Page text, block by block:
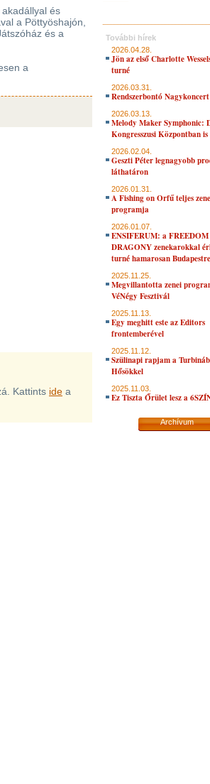
és
a Pöttyöshajón,
és a
a
Kattints ide a
További hírek
2026.04.28.
Jön az első Charlotte
turné
2026.03.31.
Rendszerbontó Nagykoncert
2026.03.13.
Melody Maker Symphonic:
Kongresszusi Központban is
2026.02.04.
Geszti Péter legnagyobb
láthatáron
2026.01.31.
A Fishing on Orfű teljes
programja
2026.01.07.
ENSIFERUM: a
DRAGONY zenekarokkal
turné hamarosan Budapestre
2025.11.25.
Megvillantotta zenei
VéNégy Fesztivál
2025.11.13.
Egy meghitt este az Editors
frontemberével
2025.11.12.
Szülinapi rapjam a
Hősökkel
2025.11.03.
Ez Tiszta Őrület lesz a
Archívum